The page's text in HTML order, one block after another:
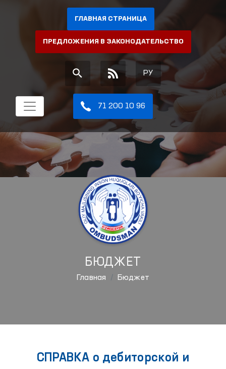
ГЛАВНАЯ СТРАНИЦА
ПРЕДЛОЖЕНИЯ В ЗАКОНОДАТЕЛЬСТВО
РУ
71 200 10 96
БЮДЖЕТ
Главная Бюджет
СПРАВКА о дебиторской и